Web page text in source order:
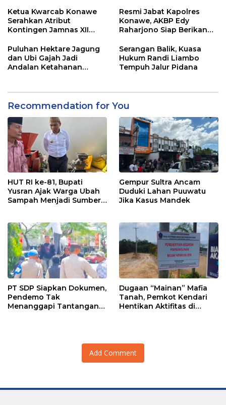
Ketua Kwarcab Konawe
Serahkan Atribut
Kontingen Jamnas XII
Resmi Jabat Kapolres
Konawe, AKBP Edy
Raharjono Siap Berikan
Puluhan Hektare Jagung
dan Ubi Gajah Jadi
Andalan Ketahanan
Serangan Balik, Kuasa
Hukum Randi Liambo
Tempuh Jalur Pidana
Recommendation for You
HUT RI ke-81, Bupati
Yusran Ajak Warga Ubah
Sampah Menjadi Sumber
Gempur Sultra Ancam
Duduki Lahan Puuwatu
Jika Kasus Mandek
PT SDP Siapkan Dokumen,
Pendemo Tak
Menanggapi Tantangan
Dugaan “Mainan” Mafia
Tanah, Pemkot Kendari
Hentikan Aktifitas di
Add Comment